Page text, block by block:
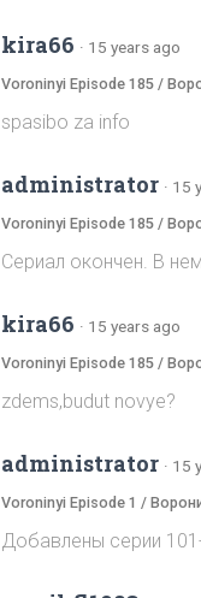
kira66 · 15 years ago
Voroninyi Episode 185 /
spasibo za info
administrator · 15
Voroninyi Episode 185 /
Сериал окончен. В
kira66 · 15 years ago
Voroninyi Episode 185 /
zdems,budut novye?
administrator · 15
Voroninyi Episode 1 /
Добавлены серии